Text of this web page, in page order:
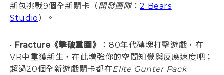
新包挑戰9個全新關卡（開發團隊：2 Bears
Studio）。
• Fracture《擊破重圍》
：80年代磚塊打擊遊戲，在
VR中重獲新生，在此增強你的空間知覺與反應速度吧；
超過20個全新遊戲關卡都在Elite Gunter Pack